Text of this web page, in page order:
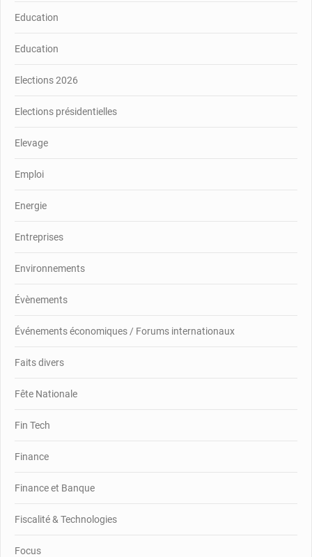
Education
Education
Elections 2026
Elections présidentielles
Elevage
Emploi
Energie
Entreprises
Environnements
Évènements
Événements économiques / Forums internationaux
Faits divers
Fête Nationale
Fin Tech
Finance
Finance et Banque
Fiscalité & Technologies
Focus